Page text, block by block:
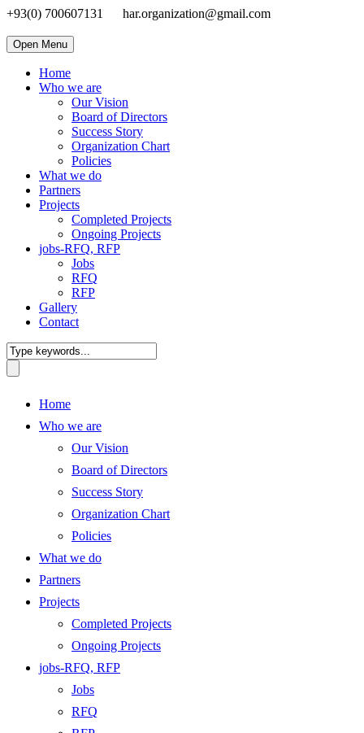
+93(0) 700607131 har.organization@gmail.com
Open Menu
Home
Who we are
Our Vision
Board of Directors
Success Story
Organization Chart
Policies
What we do
Partners
Projects
Completed Projects
Ongoing Projects
jobs-RFQ, RFP
Jobs
RFQ
RFP
Gallery
Contact
Home
Who we are
Our Vision
Board of Directors
Success Story
Organization Chart
Policies
What we do
Partners
Projects
Completed Projects
Ongoing Projects
jobs-RFQ, RFP
Jobs
RFQ